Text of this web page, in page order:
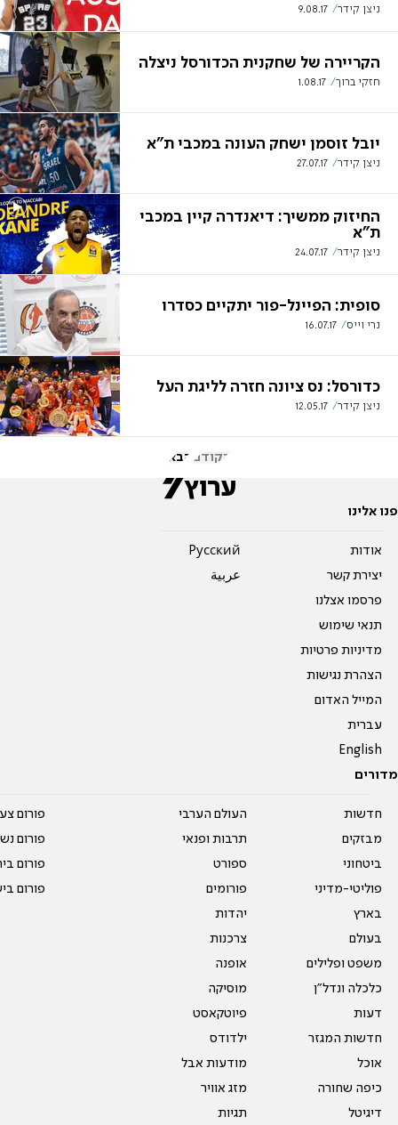
ניצן קידר 9.08.17
הקריירה של שחקנית הכדורסל ניצלה
חזקי ברוך 1.08.17
יובל זוסמן ישחק העונה במכבי ת"א
ניצן קידר 27.07.17
החיזוק ממשיך: דיאנדרה קיין במכבי
ת"א
ניצן קידר 24.07.17
סופית: הפיינל-פור יתקיים כסדרו
נרי וייס 16.07.17
כדורסל: נס ציונה חזרה לליגת העל
ניצן קידר 12.05.17
הקודם הבא
פנו אלינו
אודות
יצירת קשר
פרסמו אצלנו
תנאי שימוש
מדיניות פרטיות
הצהרת נגישות
המייל האדום
עברית
English
Pусский
عربية
מדורים
חדשות
מבזקים
ביטחוני
פוליטי-מדיני
בארץ
בעולם
משפט ופלילים
כלכלה ונדל"ן
דעות
חדשות המגזר
אוכל
כיפה שחורה
דיגיטל
העולם הערבי
תרבות ופנאי
ספורט
פורומים
יהדות
צרכנות
אופנה
מוסיקה
פיוטקאסט
ילדודס
מודעות אבל
מזג אוויר
תגיות
פורום
פורום
פורום
פורום